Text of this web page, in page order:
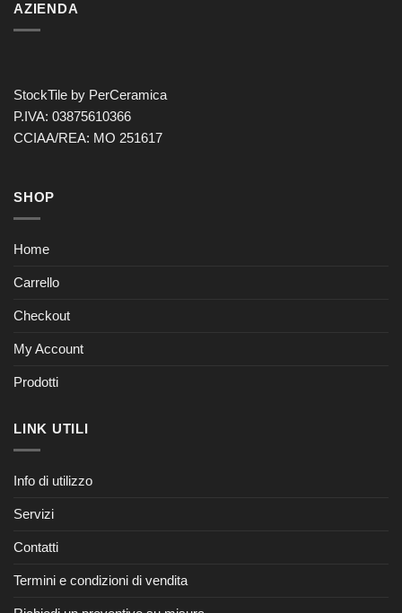
AZIENDA
StockTile by PerCeramica
P.IVA: 03875610366
CCIAA/REA: MO 251617
SHOP
Home
Carrello
Checkout
My Account
Prodotti
LINK UTILI
Info di utilizzo
Servizi
Contatti
Termini e condizioni di vendita